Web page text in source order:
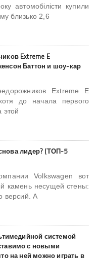
автомобілісти купили
близько 2,6
Extreme E
Баттон и шоу-кар
Extreme E
до начала первого
этой
лидер? (ТОП-5
Volkswagen вот
камень несущей стены:
версий. А
системой
с новыми
на ней можно играть в